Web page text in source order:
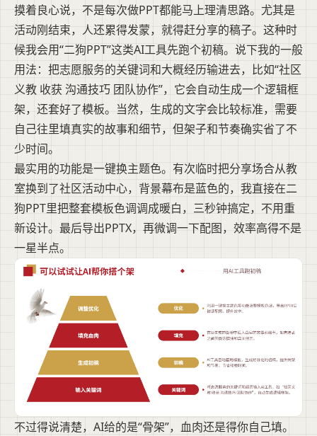
摸着良心说，不是每次做PPT都能马上理清思路。尤其是
活动刚结束，人还累得发蒙，就得赶分享的稿子。这种时
候我会用“二狗PPT”这类AI工具先跑个初稿。说下我的一般
用法：把志愿服务的关键词和大概经历输进去，比如“社区
义教 收获 沟通技巧 团队协作”，它会自动生成一个逻辑框
架，还套好了模板。当然，生成的文字会比较标准，需要
自己往里填真实的故事和细节，但架子和节奏确实省了不
少时间。
最实用的功能是一键换主题色。有次临时把分享场合从教
室换到了社区活动中心，背景幕布是蓝色的，我直接在二
狗PPT里把整套模板色调调成暖白，三秒钟搞定，不用重
新设计。最后导出PPTX，再微调一下配图，效率高得不是
一星半点。
不过得说清楚，AI给的是“骨架”，血肉还是得你自己填。